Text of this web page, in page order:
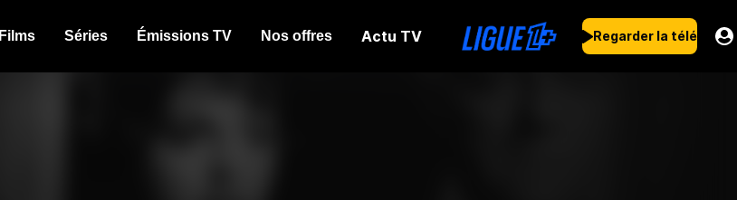
Films Séries Émissions TV Nos offres Actu TV Regarder la télé